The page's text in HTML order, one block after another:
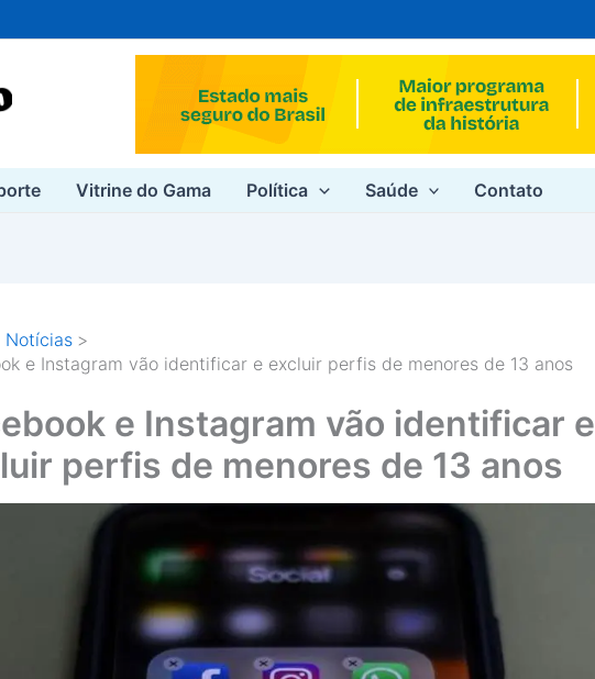
Vitrine do Gama Política Saúde Contato
Notícias
e Instagram vão identificar e excluir perfis de menores de 13 anos
e Instagram vão identificar e
perfis de menores de 13 anos